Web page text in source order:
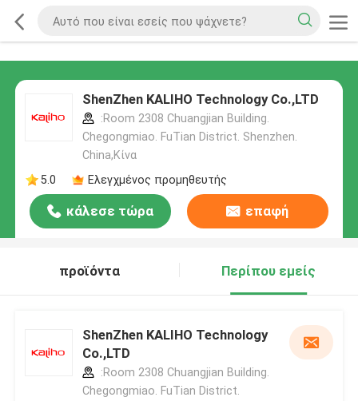
ShenZhen KALIHO Technology Co.,LTD
:Room 2308 Chuangjian Building.
Chegongmiao. FuTian District. Shenzhen.
China,Κίνα
5.0
Ελεγχμένος προμηθευτής
κάλεσε τώρα επαφή
προϊόντα Περίπου εμείς
ShenZhen KALIHO Technology
Co.,LTD
:Room 2308 Chuangjian Building.
Chegongmiao. FuTian District.